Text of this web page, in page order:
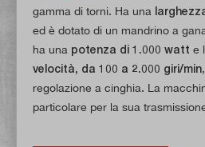
gamma di torni. Ha una
ed è dotato di un mandrino a
ha una potenza di 1.000 watt e
velocità, da 100 a 2.000 giri/min
regolazione a cinghia. La
particolare per la sua